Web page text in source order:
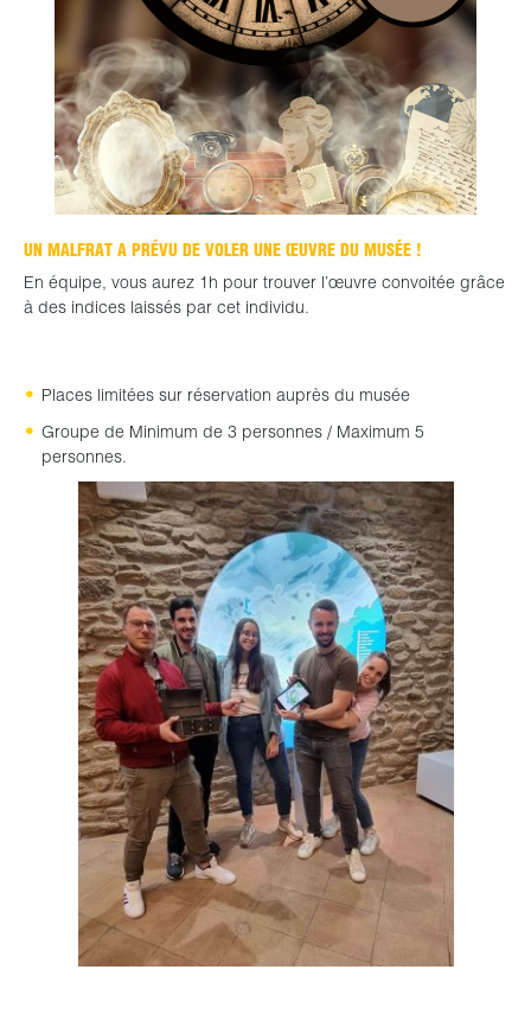
UN MALFRAT A PRÉVU DE VOLER UNE ŒUVRE DU MUSÉE !
En équipe, vous aurez 1h pour trouver l’œuvre convoitée grâce
à des indices laissés par cet individu.
Places limitées sur réservation auprès du musée
Groupe de Minimum de 3 personnes / Maximum 5
personnes.